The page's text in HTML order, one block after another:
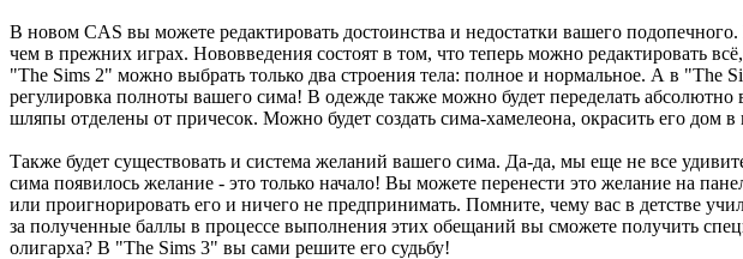
В новом CAS вы можете редактировать достоинства и недостатки вашего
чем в прежних играх. Нововведения состоят в том, что теперь можно редактировать
"The Sims 2" можно выбрать только два строения тела: полное и нормальное. А в "The
регулировка полноты вашего сима! В одежде также можно будет переделать абсолютно
шляпы отделены от причесок. Можно будет создать сима-хамелеона, окрасить его дом
Также будет существовать и система желаний вашего сима. Да-да, мы еще не все
сима появилось желание - это только начало! Вы можете перенести это желание на
или проигнорировать его и ничего не предпринимать. Помните, чему вас в детстве
за полученные баллы в процессе выполнения этих обещаний вы сможете получить
олигарха? В "The Sims 3" вы сами решите его судьбу!